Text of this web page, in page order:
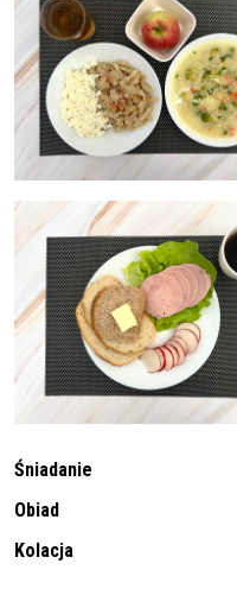
Śniadanie
Obiad
Kolacja